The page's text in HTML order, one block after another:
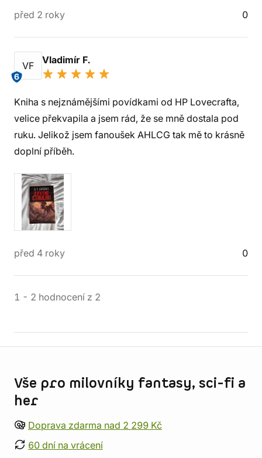
před 2 roky 0
VF
6
Vladimír F.
Kniha s nejznámějšími povídkami od HP Lovecrafta,
velice překvapila a jsem rád, že se mně dostala pod
ruku. Jelikož jsem fanoušek AHLCG tak mě to krásně
doplní příběh.
před 4 roky 0
1 - 2 hodnocení z 2
Vše pro milovníky fantasy, sci-fi a
her
Doprava zdarma nad 2 299 Kč
60 dní na vrácení